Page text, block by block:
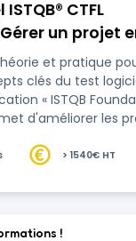
CTFL
un projet
et pratique
clés du test
« ISTQB
d'améliorer les
> 1540€ HT
!